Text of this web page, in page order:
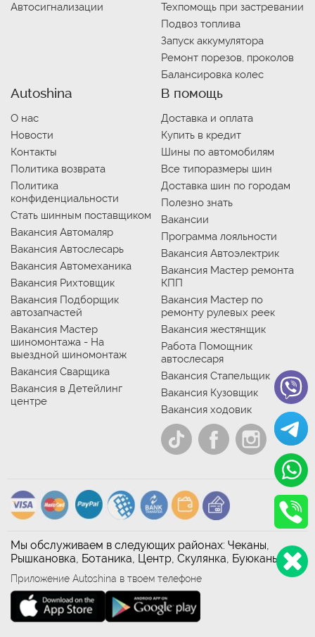
Автосигнализации
Техпомощь при застревании
Подвоз топлива
Запуск аккумулятора
Ремонт порезов, проколов
Балансировка колес
Autoshina
О нас
Новости
Контакты
Политика возврата
Политика
конфиденциальности
Стать шинным поставщиком
Вакансия Автомаляр
Вакансия Автослесарь
Вакансия Автомеханика
Вакансия Рихтовщик
Вакансия Подборщик
автозапчастей
Вакансия Мастер
шиномонтажа - На
выездной шиномонтаж
Вакансия Сварщика
Вакансия в Детейлинг
центре
В помощь
Доставка и оплата
Купить в кредит
Шины по автомобилям
Все типоразмеры шин
Доставка шин по городам
Полезно знать
Вакансии
Программа лояльности
Вакансия Автоэлектрик
Вакансия Мастер ремонта
КПП
Вакансия Мастер по
ремонту рулевых реек
Вакансия жестянщик
Работа Помощник
автослесаря
Вакансия Стапельщик
Вакансия Кузовщик
Вакансия ходовик
Мы обслуживаем в следующих районах: Чеканы,
Рышкановка, Ботаника, Центр, Скулянка, Буюканы
Приложение Autoshina в твоем телефоне